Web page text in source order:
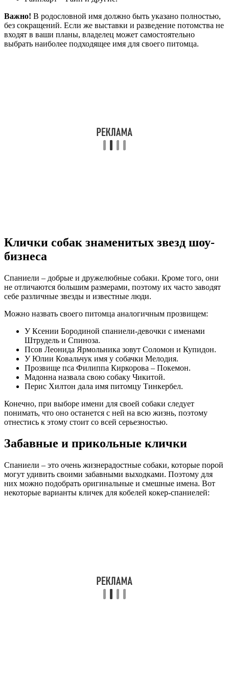
Важно! В родословной имя должно быть указано полностью,
без сокращений. Если же выставки и разведение потомства не
входят в ваши планы, владелец может самостоятельно
выбрать наиболее подходящее имя для своего питомца.
Клички собак знаменитых звезд шоу-
бизнеса
Спаниели – добрые и дружелюбные собаки. Кроме того, они
не отличаются большим размерами, поэтому их часто заводят
себе различные звезды и известные люди.
Можно назвать своего питомца аналогичным прозвищем:
У Ксении Бородиной спаниели-девочки с именами
Штрудель и Спиноза.
Псов Леонида Ярмольника зовут Соломон и Купидон.
У Юлии Ковальчук имя у собачки Мелодия.
Прозвище пса Филиппа Киркорова – Покемон.
Мадонна назвала свою собаку Чикитой.
Перис Хилтон дала имя питомцу Тинкербел.
Конечно, при выборе имени для своей собаки следует
понимать, что оно останется с ней на всю жизнь, поэтому
отнестись к этому стоит со всей серьезностью.
Забавные и прикольные клички
Спаниели – это очень жизнерадостные собаки, которые порой
могут удивить своими забавными выходками. Поэтому для
них можно подобрать оригинальные и смешные имена. Вот
некоторые варианты кличек для кобелей кокер-спаниелей: